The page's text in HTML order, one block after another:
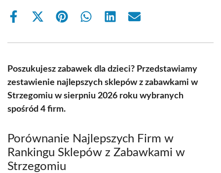
Share
Share
(Twitter)
Share Share Share Share
Poszukujesz zabawek dla dzieci? Przedstawiamy
zestawienie najlepszych sklepów z zabawkami w
Strzegomiu w sierpniu 2026 roku wybranych
spośród 4 firm.
Porównanie Najlepszych Firm w
Rankingu Sklepów z Zabawkami w
Strzegomiu